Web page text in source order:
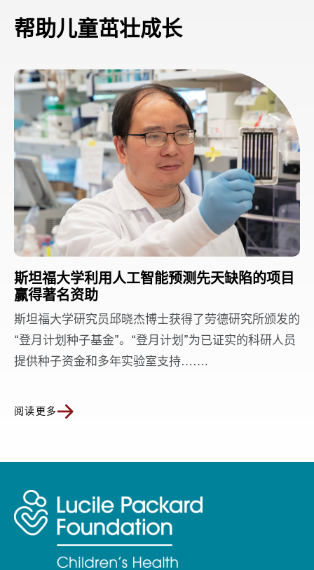
帮助儿童茁壮成长
斯坦福大学利用人工智能预测先天缺陷的项目
赢得著名资助
斯坦福大学研究员邱晓杰博士获得了劳德研究所颁发的
“登月计划种子基金”。“登月计划”为已证实的科研人员
提供种子资金和多年实验室支持…….
阅读更多